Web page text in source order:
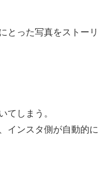
とった写真をストー
てしまう。
インスタ側が自動的